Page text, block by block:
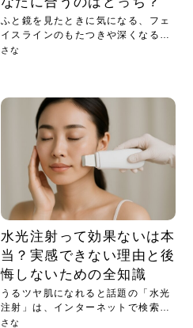
ふと鏡を見たときに気になる、フェ
イスラインのもたつきや深くなるほ
うれ...
さな
水光注射って効果ないは本
当？実感できない理由と後
悔しないための全知識
うるツヤ肌になれると話題の「水光
注射」は、インターネットで検索す
ると...
さな